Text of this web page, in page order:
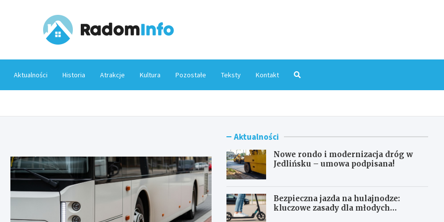
Aktualności Historia Atrakcje Kultura Pozostałe Teksty Kontakt
Aktualności
Nowe rondo i modernizacja dróg w
Jedlińsku – umowa podpisana!
Bezpieczna jazda na hulajnodze:
kluczowe zasady dla młodych